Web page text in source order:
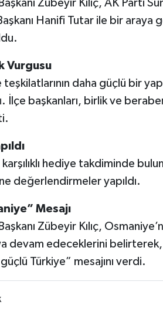
Zübeyir Kılıç, AK Parti
Hanifi Tutar ile bir araya
Vurgusu
daha güçlü bir
İlçe başkanları, birlik ve
hediye takdiminde
değerlendirmeler yapıldı.
Mesajı
Zübeyir Kılıç,
devam edeceklerini
Türkiye” mesajını verdi.